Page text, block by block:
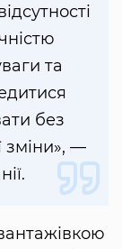
та
без
зміни», —